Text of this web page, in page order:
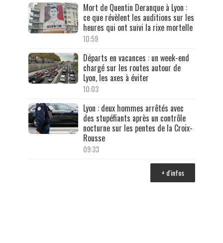
Mort de Quentin Deranque à Lyon :
ce que révèlent les auditions sur les
heures qui ont suivi la rixe mortelle
10:59
Départs en vacances : un week-end
chargé sur les routes autour de
Lyon, les axes à éviter
10:03
Lyon : deux hommes arrêtés avec
des stupéfiants après un contrôle
nocturne sur les pentes de la Croix-
Rousse
09:33
+ d'infos